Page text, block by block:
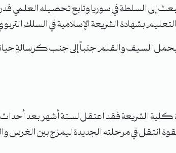
بشهادة الشريعة الإسلامية في السلك التربوي
السيف والقلم جنباً إلى جنب كرسالةٍ
الشريعة فقد اعتقل لستة أشهر بعد أحداث
انتقل في مرحلته الجديدة ليمزج بين الغرس